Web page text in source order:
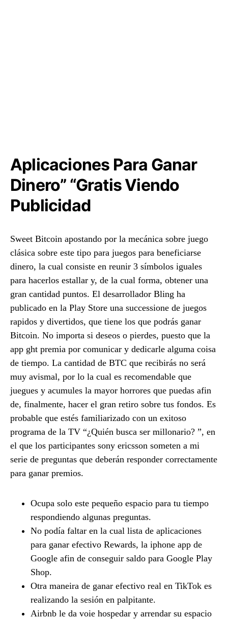
Aplicaciones Para Ganar
Dinero” “Gratis Viendo
Publicidad
Sweet Bitcoin apostando por la mecánica sobre juego
clásica sobre este tipo para juegos para beneficiarse
dinero, la cual consiste en reunir 3 símbolos iguales
para hacerlos estallar y, de la cual forma, obtener una
gran cantidad puntos. El desarrollador Bling ha
publicado en la Play Store una successione de juegos
rapidos y divertidos, que tiene los que podrás ganar
Bitcoin. No importa si deseos o pierdes, puesto que la
app ght premia por comunicar y dedicarle alguma coisa
de tiempo. La cantidad de BTC que recibirás no será
muy avismal, por lo la cual es recomendable que
juegues y acumules la mayor horrores que puedas afin
de, finalmente, hacer el gran retiro sobre tus fondos. Es
probable que estés familiarizado con un exitoso
programa de la TV “¿Quién busca ser millonario? ”, en
el que los participantes sony ericsson someten a mi
serie de preguntas que deberán responder correctamente
para ganar premios.
Ocupa solo este pequeño espacio para tu tiempo
respondiendo algunas preguntas.
No podía faltar en la cual lista de aplicaciones
para ganar efectivo Rewards, la iphone app de
Google afin de conseguir saldo para Google Play
Shop.
Otra maneira de ganar efectivo real en TikTok es
realizando la sesión en palpitante.
Airbnb le da voie hospedar y arrendar su espacio